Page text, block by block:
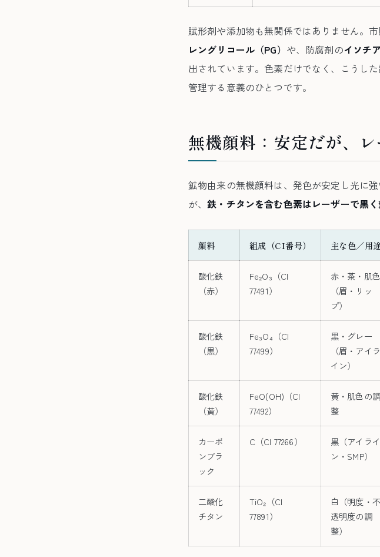
賦形剤や添加物も無関係ではありません。
レングリコール（PG） や、防腐剤のイソチ
出されています。色素だけでなく、こうし
管理する意義のひとつです。
無機顔料：安定だが、
鉱物由来の無機顔料は、発色が安定し光に
が、鉄・チタンを含む色素はレーザーで黒
顔料 組成（CI番号） 主な色／用
酸化鉄
（赤）
Fe₂O₃（CI
77491）
赤・茶・肌色
（眉・リッ
プ）
酸化鉄
（黒）
Fe₃O₄（CI
77499）
黒・グレー
（眉・アイラ
イン）
酸化鉄
（黄）
FeO(OH)（CI
77492）
黄・肌色の調
整
カーボ
ンブラ
ック
C（CI 77266）
黒（アイライ
ン・SMP）
二酸化
チタン
TiO₂（CI
77891）
白（明度・不
透明度の調
整）